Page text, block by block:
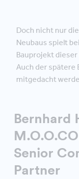
Doch nicht nur
Neubaus spielt
Bauprojekt
Auch der spätere
mitgedacht
Bernhard
Senior
Partner